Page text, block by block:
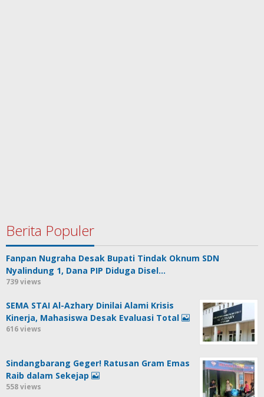
Berita Populer
Fanpan Nugraha Desak Bupati Tindak Oknum SDN
Nyalindung 1, Dana PIP Diduga Disel…
739 views
SEMA STAI Al-Azhary Dinilai Alami Krisis
Kinerja, Mahasiswa Desak Evaluasi Total
616 views
Sindangbarang Geger! Ratusan Gram Emas
Raib dalam Sekejap
558 views